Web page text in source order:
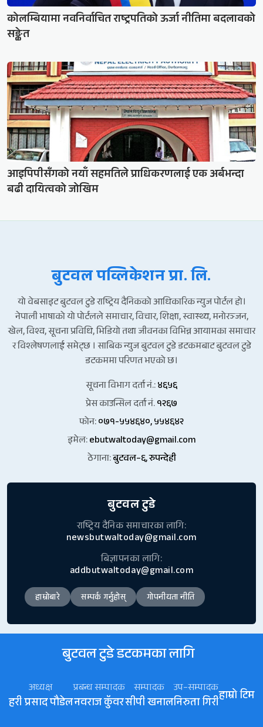
कोलम्बियामा नवनिर्वाचित राष्ट्रपतिको ऊर्जा नीतिमा बदलावको
सङ्केत
आइपिपीसँगको नयाँ सहमतिले प्राधिकरणलाई एक अर्बभन्दा
बढी दायित्वको जोखिम
बुटवल पव्लिकेशन प्रा. लि.
यो वेबसाइट बुटवल टुडे राष्ट्रिय दैनिकको आधिकारिक न्युज पोर्टल हो।
नेपाली भाषाको यो पोर्टलले समाचार, विचार, शिक्षा, स्वास्थ्य, मनोरञ्जन,
खेल, विश्व, सूचना प्रविधि, भिडियो तथा जीवनका विभिन्न आयामका समाचार
र विश्लेषणलाई समेट्छ । साबिक न्युज बुटवल टुडे डटकमबाट बुटवल टुडे
डटकममा परिणत भएको छ।
सूचना विभाग दर्ता नं.:४६५६
प्रेस काउन्सिल दर्ता नं.१२६७
फोन:०७१-५५४६४०, ५५४६४२
इमेल:ebutwaltoday@gmail.com
ठेगाना:बुटवल–६, रुपन्देही
बुटवल टुडे
राष्ट्रिय दैनिक समाचारका लागि:
newsbutwaltoday@gmail.com
बिज्ञापनका लागि:
addbutwaltoday@gmail.com
हाम्रोबारे सम्पर्क गर्नुहोस् गोपनीयता नीति
बुटवल टुडे डटकमका लागि
अध्यक्ष
हरी प्रसाद पौडेल
प्रबन्ध सम्पादक
नवराज कॅुवर
सम्पादक
सीपी खनाल
उप–सम्पादक
निरुता गिरीहाम्रो टिम